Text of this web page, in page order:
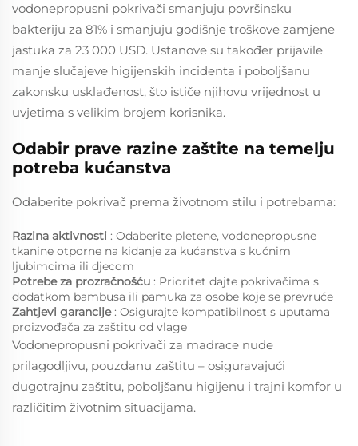
vodonepropusni pokrivači smanjuju površinsku
bakteriju za 81% i smanjuju godišnje troškove zamjene
jastuka za 23 000 USD. Ustanove su također prijavile
manje slučajeve higijenskih incidenta i poboljšanu
zakonsku usklađenost, što ističe njihovu vrijednost u
uvjetima s velikim brojem korisnika.
Odabir prave razine zaštite na temelju
potreba kućanstva
Odaberite pokrivač prema životnom stilu i potrebama:
Razina aktivnosti : Odaberite pletene, vodonepropusne
tkanine otporne na kidanje za kućanstva s kućnim
ljubimcima ili djecom
Potrebe za prozračnošću : Prioritet dajte pokrivačima s
dodatkom bambusa ili pamuka za osobe koje se prevruće
Zahtjevi garancije : Osigurajte kompatibilnost s uputama
proizvođača za zaštitu od vlage
Vodonepropusni pokrivači za madrace nude
prilagodljivu, pouzdanu zaštitu – osiguravajući
dugotrajnu zaštitu, poboljšanu higijenu i trajni komfor u
različitim životnim situacijama.